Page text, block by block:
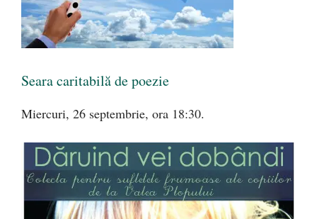
Seara caritabilă de poezie
Miercuri, 26 septembrie, ora 18:30.